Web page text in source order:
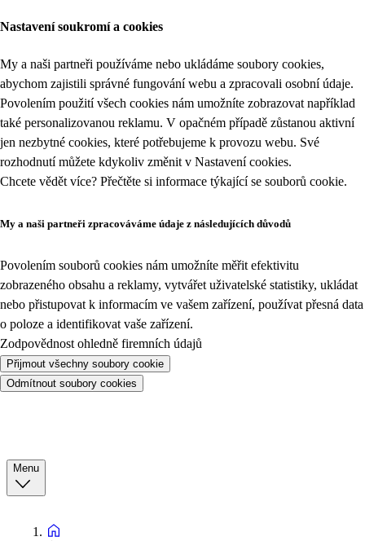
Nastavení soukromí a cookies
My a naši partneři používáme nebo ukládáme soubory cookies,
abychom zajistili správné fungování webu a zpracovali osobní údaje.
Povolením použití všech cookies nám umožníte zobrazovat například
také personalizovanou reklamu. V opačném případě zůstanou aktivní
jen nezbytné cookies, které potřebujeme k provozu webu. Své
rozhodnutí můžete kdykoliv změnit v Nastavení cookies.
Chcete vědět více? Přečtěte si informace týkající se souborů cookie.
My a naši partneři zpracováváme údaje z následujících důvodů
Povolením souborů cookies nám umožníte měřit efektivitu
zobrazeného obsahu a reklamy, vytvářet uživatelské statistiky, ukládat
nebo přistupovat k informacím ve vašem zařízení, používat přesná data
o poloze a identifikovat vaše zařízení.
Zodpovědnost ohledně firemních údajů
Přijmout všechny soubory cookie
Odmítnout soubory cookies
Menu